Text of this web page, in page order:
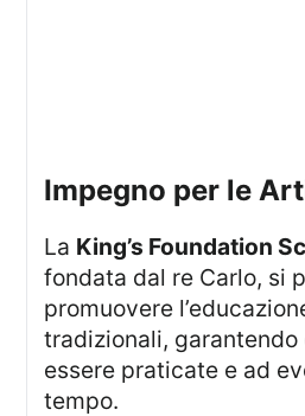
Impegno per le
La King’s Foundation
fondata dal re Carlo, si
promuovere
tradizionali, garantendo
essere praticate e ad
tempo.